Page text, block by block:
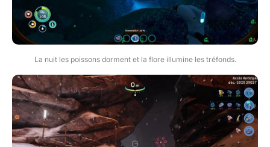
La nuit les poissons dorment et la flore illumine les tréfonds.